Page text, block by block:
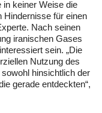
in keiner Weise die
Hindernisse für einen
Nach seinen
iranischen Gases
sein. „Die
Nutzung des
hinsichtlich der
gerade entdeckten“,